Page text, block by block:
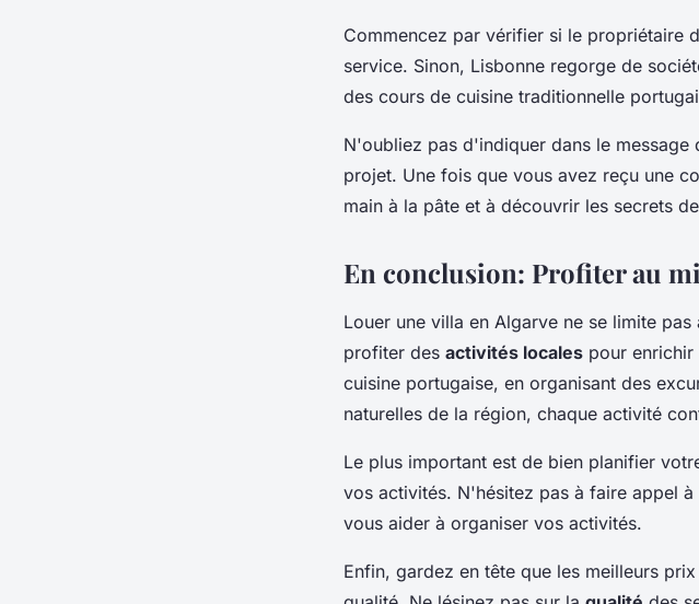
Commencez par vérifier si le propriétaire
service. Sinon, Lisbonne regorge de
des cours de cuisine traditionnelle
N'oubliez pas d'indiquer dans le message
projet. Une fois que vous avez reçu une
main à la pâte et à découvrir les secrets
En conclusion: Profiter au
Louer une villa en Algarve ne se limite
profiter des activités locales pour enrichir
cuisine portugaise, en organisant des
naturelles de la région, chaque activité
Le plus important est de bien planifier
vos activités. N'hésitez pas à faire appel à
vous aider à organiser vos activités.
Enfin, gardez en tête que les meilleurs